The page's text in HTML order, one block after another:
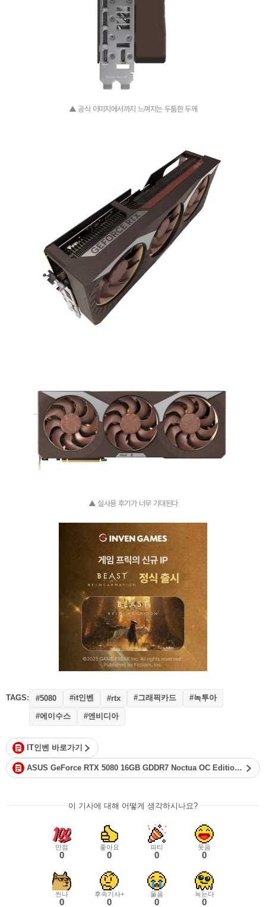
▲ 공식 이미지에서까지 느껴지는 두툼한 두께
▲ 실사용 후기가 너무 기대된다
TAGS: #5080 #it인벤 #rtx #그래픽카드 #녹투아
#에이수스 #엔비디아
IT인벤 바로가기
ASUS GeForce RTX 5080 16GB GDDR7 Noctua OC Edition 공식 페이지 바로가기
이 기사에 대해 어떻게 생각하시나요?
만점
0
좋아요
0
파티
0
웃음
0
씬나
0
후속기사+
0
울음
0
녹는다
0